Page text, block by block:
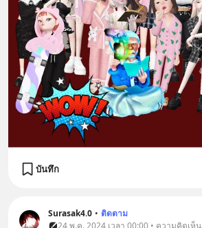
บันทึก
Surasak4.0 • ติดตาม
24 พ.ค. 2024 เวลา 00:00 • ความคิดเห็น